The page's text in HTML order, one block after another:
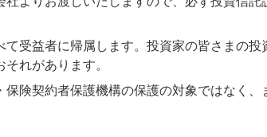
受益者に帰属します。投資家の皆さまの
れがあります。
険契約者保護機構の保護の対象ではなく